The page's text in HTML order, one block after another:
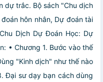
dự trắc. Bộ sách "Chu dịch
hôn nhân, Dự đoán tài
Dịch Dự Đoán Học: Dự
• Chương 1. Bước vào thế
"Kinh dịch" như thế nào
Đại sư dạy bạn cách dùng